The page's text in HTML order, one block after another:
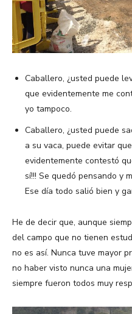
Caballero, ¿usted puede
que evidentemente me
yo tampoco.
Caballero, ¿usted puede
a su vaca, puede evitar
evidentemente contestó
sí!!! Se quedó pensando y
Ese día todo salió bien y
He de decir que, aunque
del campo que no tienen
no es así. Nunca tuve mayor
no haber visto nunca una
siempre fueron todos muy